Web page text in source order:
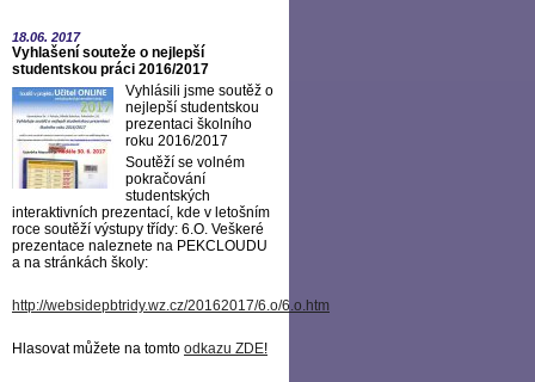
18.06. 2017
Vyhlašení souteže o nejlepší
studentskou práci 2016/2017
Vyhlásili jsme soutěž o
nejlepší studentskou
prezentaci školního
roku 2016/2017
Soutěží se volném
pokračování
studentských
interaktivních prezentací, kde v letošním
roce soutěží výstupy třídy: 6.O. Veškeré
prezentace naleznete na PEKCLOUDU
a na stránkách školy:
http://websidepbtridy.wz.cz/20162017/6.o/6.o.htm
Hlasovat můžete na tomto odkazu ZDE!